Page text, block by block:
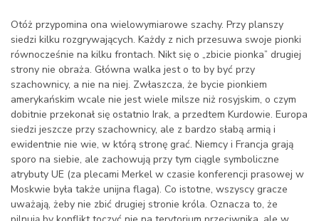
Otóż przypomina ona wielowymiarowe szachy. Przy planszy
siedzi kilku rozgrywających. Każdy z nich przesuwa swoje pionki
równocześnie na kilku frontach. Nikt się o „zbicie pionka” drugiej
strony nie obraża. Główna walka jest o to by być przy
szachownicy, a nie na niej. Zwłaszcza, że bycie pionkiem
amerykańskim wcale nie jest wiele milsze niż rosyjskim, o czym
dobitnie przekonał się ostatnio Irak, a przedtem Kurdowie. Europa
siedzi jeszcze przy szachownicy, ale z bardzo słabą armią i
ewidentnie nie wie, w którą stronę grać. Niemcy i Francja grają
sporo na siebie, ale zachowują przy tym ciągle symboliczne
atrybuty UE (za plecami Merkel w czasie konferencji prasowej w
Moskwie była także unijna flaga). Co istotne, wszyscy gracze
uważają, żeby nie zbić drugiej stronie króla. Oznacza to, że